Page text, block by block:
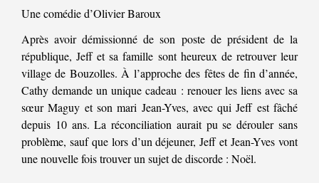
Une comédie d’Olivier Baroux
Après avoir démissionné de son poste de président de la
république, Jeff et sa famille sont heureux de retrouver leur
village de Bouzolles. À l’approche des fêtes de fin d’année,
Cathy demande un unique cadeau : renouer les liens avec sa
sœur Maguy et son mari Jean-Yves, avec qui Jeff est fâché
depuis 10 ans. La réconciliation aurait pu se dérouler sans
problème, sauf que lors d’un déjeuner, Jeff et Jean-Yves vont
une nouvelle fois trouver un sujet de discorde : Noël.